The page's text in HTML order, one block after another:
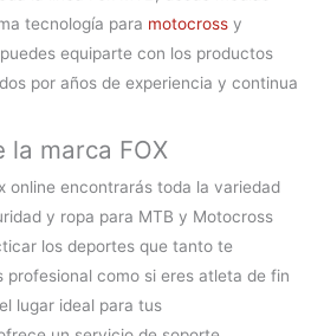
tecnología para motocross y
equiparte con los productos
por años de experiencia y continua
la marca FOX
online encontrarás toda la variedad
y ropa para MTB y Motocross
los deportes que tanto te
profesional como si eres atleta de fin
lugar ideal para tus